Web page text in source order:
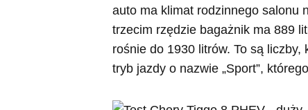
auto ma klimat rodzinnego salonu
trzecim rzędzie bagażnik ma 889
rośnie do 1930 litrów. To są
tryb jazdy o nazwie „Sport”,